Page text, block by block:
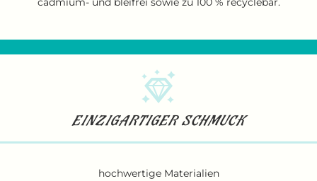
EINZIGARTIGER SCHMUCK
hochwertige Materialien